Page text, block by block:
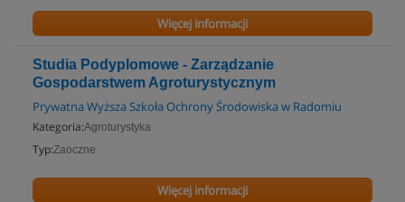
Więcej informacji
Studia Podyplomowe - Zarządzanie
Gospodarstwem Agroturystycznym
Prywatna Wyższa Szkoła Ochrony Środowiska w Radomiu
Kategoria:Agroturystyka
Typ:Zaoczne
Więcej informacji